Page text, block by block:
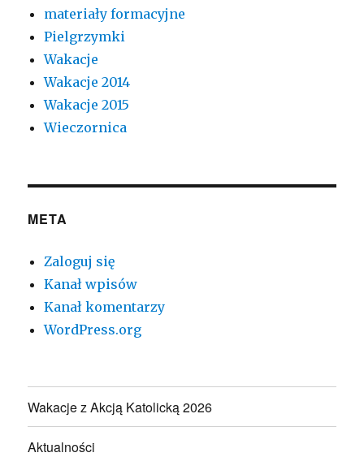
materiały formacyjne
Pielgrzymki
Wakacje
Wakacje 2014
Wakacje 2015
Wieczornica
META
Zaloguj się
Kanał wpisów
Kanał komentarzy
WordPress.org
Wakacje z Akcją Katolicką 2026
Aktualności